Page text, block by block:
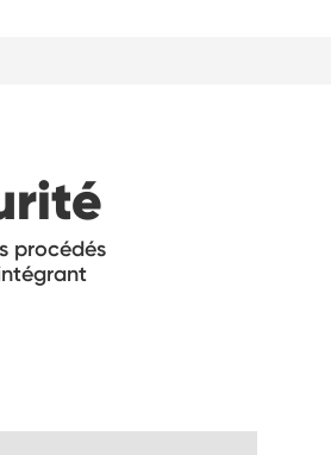
procédés